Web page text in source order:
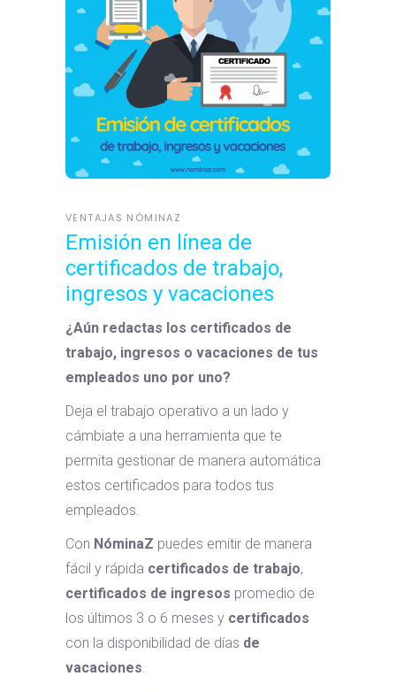
VENTAJAS NÓMINAZ
Emisión en línea de
certificados de trabajo,
ingresos y vacaciones
¿Aún redactas los certificados de
trabajo, ingresos o vacaciones de tus
empleados uno por uno?
Deja el trabajo operativo a un lado y
cámbiate a una herramienta que te
permita gestionar de manera automática
estos certificados para todos tus
empleados.
Con NóminaZ puedes emitir de manera
fácil y rápida certificados de trabajo,
certificados de ingresos promedio de
los últimos 3 o 6 meses y certificados
con la disponibilidad de días de
vacaciones.